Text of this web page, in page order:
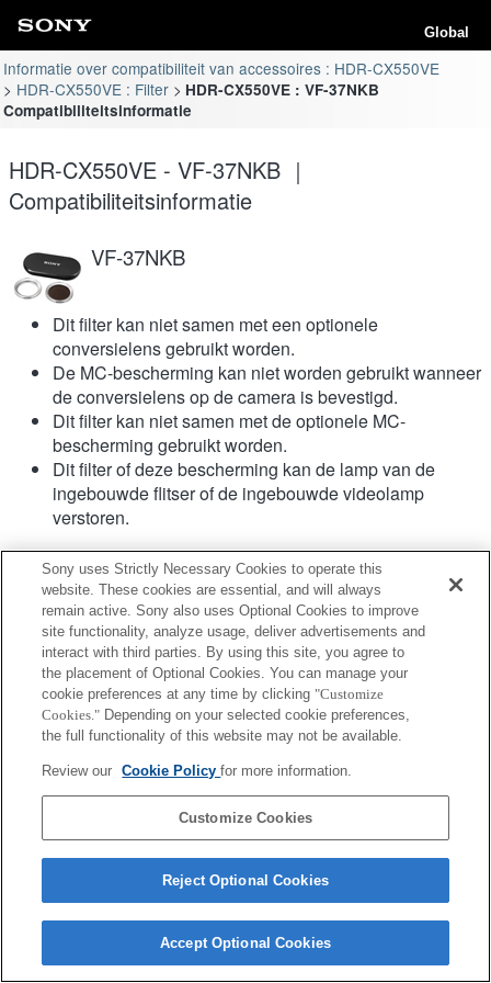
Global
Informatie over compatibiliteit van accessoires : HDR-CX550VE
HDR-CX550VE : Filter
HDR-CX550VE : VF-37NKB
Compatibiliteitsinformatie
HDR-CX550VE - VF-37NKB ｜
Compatibiliteitsinformatie
VF-37NKB
Dit filter kan niet samen met een optionele
conversielens gebruikt worden.
De MC-bescherming kan niet worden gebruikt wanneer
de conversielens op de camera is bevestigd.
Dit filter kan niet samen met de optionele MC-
bescherming gebruikt worden.
Dit filter of deze bescherming kan de lamp van de
ingebouwde flitser of de ingebouwde videolamp
verstoren.
Terms of Use Contact Us
Copyright 2026 Sony Corporation
Sony uses Strictly Necessary Cookies to operate this
website. These cookies are essential, and will always
remain active. Sony also uses Optional Cookies to improve
site functionality, analyze usage, deliver advertisements and
interact with third parties. By using this site, you agree to
the placement of Optional Cookies. You can manage your
cookie preferences at any time by clicking "Customize
Cookies." Depending on your selected cookie preferences,
the full functionality of this website may not be available.
Review our Cookie Policyfor more information.
Customize Cookies
Reject Optional Cookies
Accept Optional Cookies